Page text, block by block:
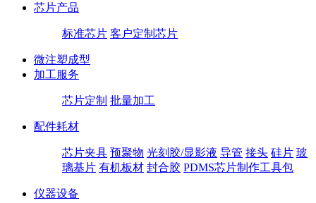
芯片产品
标准芯片 客户定制芯片
微注塑成型
加工服务
芯片定制 批量加工
配件耗材
芯片夹具 预聚物 光刻胶/显影液 导管 接头 硅片 玻
璃基片 有机板材 封合胶 PDMS芯片制作工具包
仪器设备